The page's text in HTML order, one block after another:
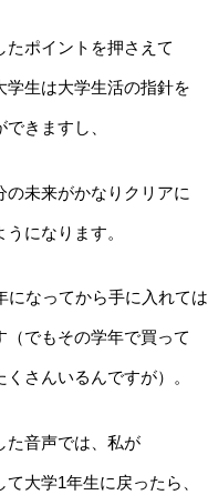
たポイントを押さえて
学生は大学生活の指針を
きますし、
の未来がかなりクリアに
になります。
になってから手に入れては
（でもその学年で買って
くさんいるんですが）。
た音声では、私が
大学1年生に戻ったら、